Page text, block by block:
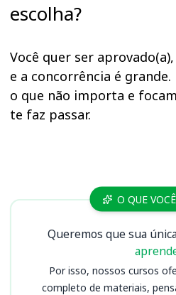
escolha?
Você quer ser
e a concorrência é
o que não importa e
te faz passar.
Cursos O QUE
Queremos que sua
Por isso, nossos cursos
completo de materiais,